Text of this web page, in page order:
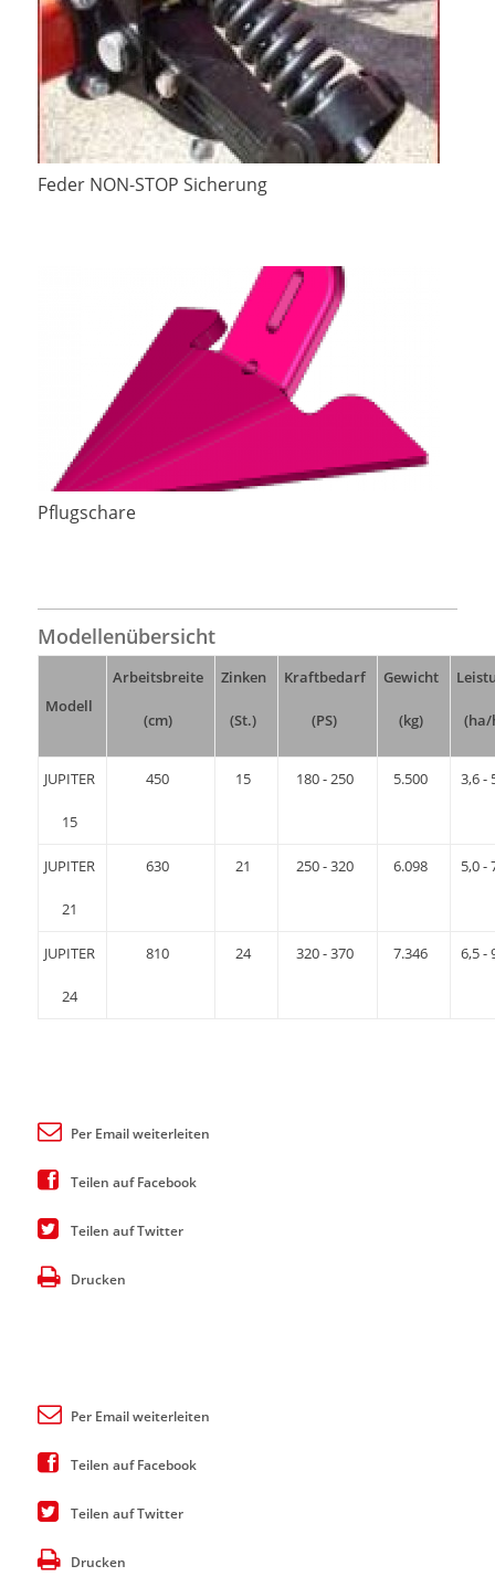
Feder NON-STOP Sicherung
Pflugschare
Modellenübersicht
Modell
Arbeitsbreite
(cm)
Zinken
(St.)
Kraftbedarf
(PS)
Gewicht
(kg) (ha/
JUPITER
15
450 15 180 - 250 5.500 3,6 -
JUPITER
21
630 21 250 - 320 6.098 5,0 -
JUPITER
24
810 24 320 - 370 7.346 6,5 -
Per Email weiterleiten
Teilen auf Facebook
Teilen auf Twitter
Drucken
Per Email weiterleiten
Teilen auf Facebook
Teilen auf Twitter
Drucken